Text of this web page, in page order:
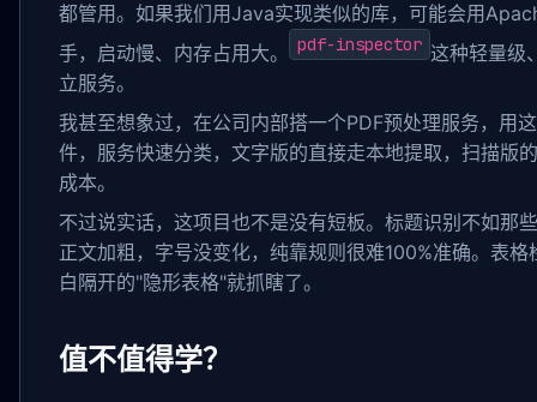
都管用。如果我们用Java实现类似的库，可能会用
手，启动慢、内存占用大。
pdf-inspector 这种轻量级
立服务。
我甚至想象过，在公司内部搭一个PDF预处理服务，用
件，服务快速分类，文字版的直接走本地提取，扫描版
成本。
不过说实话，这项目也不是没有短板。标题识别不如那
正文加粗，字号没变化，纯靠规则很难100%准确。表
白隔开的"隐形表格"就抓瞎了。
值不值得学？